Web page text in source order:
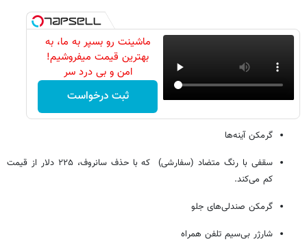
ماشینت رو بسپر به ما، به
بهترین قیمت میفروشیم!
امن و بی درد سر
ثبت درخواست
گرمکن آینه‌ها
سقفی با رنگ متضاد (سفارشی) که با حذف سانروف، ۲۲۵ دلار از قیمت
کم می‌کند.
گرمکن صندلی‌های جلو
شارژر بی‌سیم تلفن همراه